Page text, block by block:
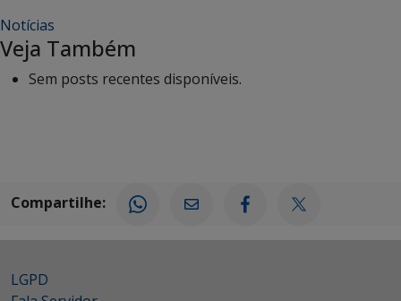
Notícias
Veja Também
Sem posts recentes disponíveis.
Compartilhe:
LGPD